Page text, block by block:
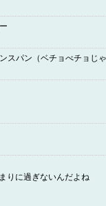
スパン（ベチョべチョじ
りに過ぎないんだよね